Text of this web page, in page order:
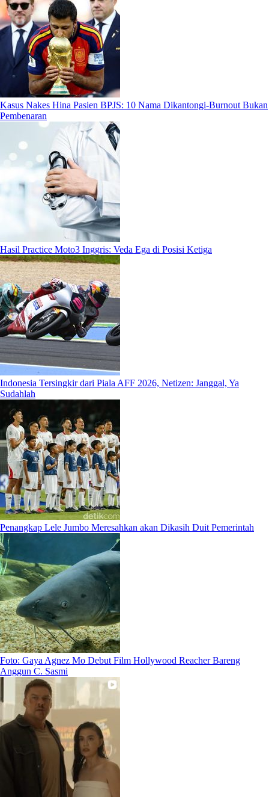
Kasus Nakes Hina Pasien BPJS: 10 Nama Dikantongi-Burnout Bukan
Pembenaran
Hasil Practice Moto3 Inggris: Veda Ega di Posisi Ketiga
Indonesia Tersingkir dari Piala AFF 2026, Netizen: Janggal, Ya
Sudahlah
Penangkap Lele Jumbo Meresahkan akan Dikasih Duit Pemerintah
Foto: Gaya Agnez Mo Debut Film Hollywood Reacher Bareng
Anggun C. Sasmi